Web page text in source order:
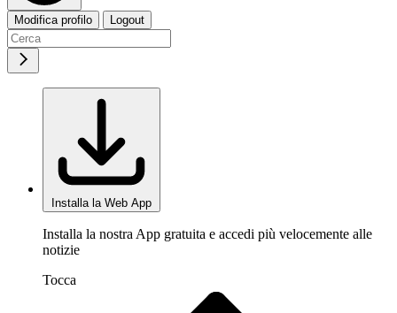
Modifica profilo Logout
Installa la Web App
Installa la nostra App gratuita e accedi più velocemente alle
notizie
Tocca